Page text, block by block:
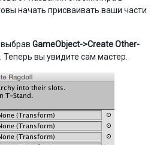
начать присваивать ваши части
выбрав GameObject->Create Other-
вы увидите сам мастер.